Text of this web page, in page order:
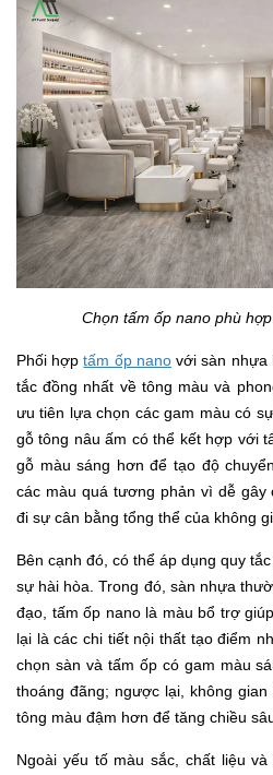
Chọn tấm ốp nano phù
Phối hợptấm ốp nanovới sàn nhựa
tắc đồng nhất về tông màu và
ưu tiên lựa chọn các gam màu có
gỗ tông nâu ấm có thể kết hợp với
gỗ màu sáng hơn để tạo độ
các màu quá tương phản vì dễ gây
đi sự cân bằng tổng thể của không
Bên cạnh đó, có thể áp dụng quy
sự hài hòa. Trong đó, sàn nhựa
đạo, tấm ốp nano là màu bổ trợ
lại là các chi tiết nội thất tạo điểm
chọn sàn và tấm ốp có gam màu
thoáng đãng; ngược lại, không
tông màu đậm hơn để tăng chiều
Ngoài yếu tố màu sắc, chất liệu